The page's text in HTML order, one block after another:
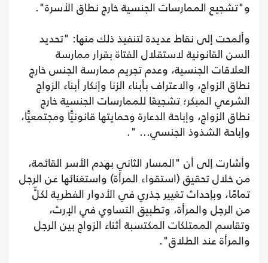
و"تشجيع الممارسات الجنسية خارج نطاق الأسرة".
وألمحت إلى نقاط عديدة لتنفيذ ذلك منها: "تحديد
السن القانونية لاستقلال الفتاة بقرار ممارسة
العلاقات الجنسية، وعدم تجريم ممارسة الجنس خارج
نطاق الزواج، والاعتراف بأبناء الزنا وإنكار أبناء الزواج
الشرعي المبكر؛ تشجيعًا للممارسات الجنسية خارج
نطاق الزواج، وإباحة الدعارة وحمايتها قانونيًّا ومجتمعيًّا،
وإباحة الشذوذ الجنسي... ".
وأشارت إلى أن "المسار الثاني بهدم الأسر القائمة،
من خلال تحقيق (استقواء المرأة) واستغنائها عن الرجل
تمامًا، وبإحداث تغيير جذري في الأدوار الفطرية لكلٍّ
من الرجل والمرأة، وتطبيق التساوي في الإرث،
وتقاسم الممتلكات المكتسبة أثناء الزواج بين الرجل
والمرأة عند الطلاق".